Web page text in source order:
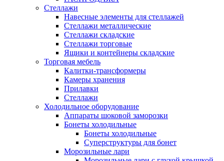
Стеллажи
Навесные элементы для стеллажей
Стеллажи металлические
Стеллажи складские
Стеллажи торговые
Ящики и контейнеры складские
Торговая мебель
Калитки-трансформеры
Камеры хранения
Прилавки
Стеллажи
Холодильное оборудование
Аппараты шоковой заморозки
Бонеты холодильные
Бонеты холодильные
Суперструктуры для бонет
Морозильные лари